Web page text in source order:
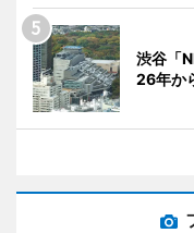
渋谷「
26年か